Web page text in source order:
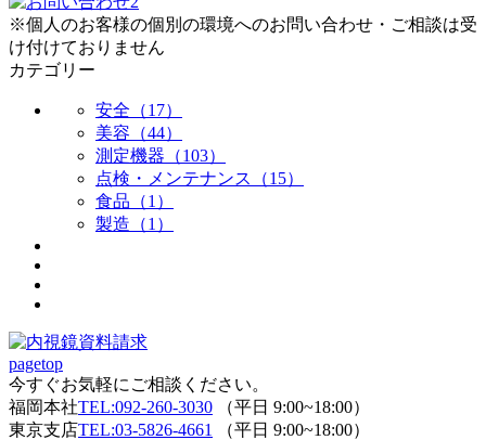
※個人のお客様の個別の環境へのお問い合わせ・ご相談は受
け付けておりません
カテゴリー
安全（17）
美容（44）
測定機器（103）
点検・メンテナンス（15）
食品（1）
製造（1）
pagetop
今すぐお気軽にご相談ください。
福岡本社TEL:092-260-3030 （平日 9:00~18:00）
東京支店TEL:03-5826-4661
（平日 9:00~18:00）